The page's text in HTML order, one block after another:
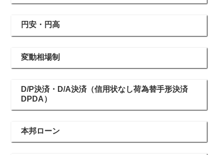
円安・円高
変動相場制
D/P決済・D/A決済（信用状なし荷為替手形決済
DPDA）
本邦ローン